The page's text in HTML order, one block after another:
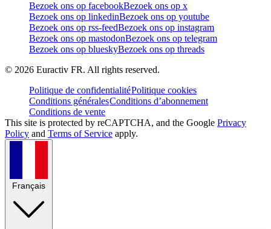
Bezoek ons op facebookBezoek ons op x
Bezoek ons op linkedinBezoek ons op youtube
Bezoek ons op rss-feedBezoek ons op instagram
Bezoek ons op mastodonBezoek ons op telegram
Bezoek ons op blueskyBezoek ons op threads
© 2026 Euractiv FR. All rights reserved.
Politique de confidentialitéPolitique cookies
Conditions généralesConditions d’abonnement
Conditions de vente
This site is protected by reCAPTCHA, and the Google Privacy
Policy and Terms of Service apply.
Français